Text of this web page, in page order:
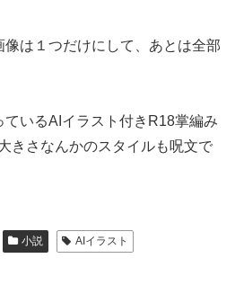
は１つだけにして、あとは全部
いるAIイラスト付きR18掌編み
きさなんかのスタイルも呪文で
小説 AIイラスト